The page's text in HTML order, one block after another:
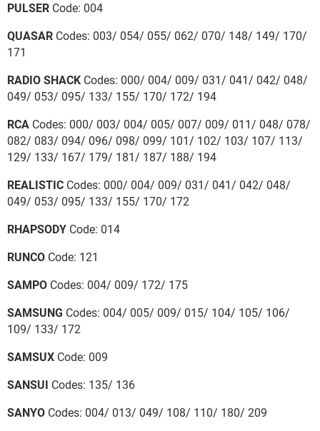
PULSER Code: 004
QUASAR Codes: 003/ 054/ 055/ 062/ 070/ 148/ 149/ 170/
171
RADIO SHACK Codes: 000/ 004/ 009/ 031/ 041/ 042/ 048/
049/ 053/ 095/ 133/ 155/ 170/ 172/ 194
RCA Codes: 000/ 003/ 004/ 005/ 007/ 009/ 011/ 048/ 078/
082/ 083/ 094/ 096/ 098/ 099/ 101/ 102/ 103/ 107/ 113/
129/ 133/ 167/ 179/ 181/ 187/ 188/ 194
REALISTIC Codes: 000/ 004/ 009/ 031/ 041/ 042/ 048/
049/ 053/ 095/ 133/ 155/ 170/ 172
RHAPSODY Code: 014
RUNCO Code: 121
SAMPO Codes: 004/ 009/ 172/ 175
SAMSUNG Codes: 004/ 005/ 009/ 015/ 104/ 105/ 106/
109/ 133/ 172
SAMSUX Code: 009
SANSUI Codes: 135/ 136
SANYO Codes: 004/ 013/ 049/ 108/ 110/ 180/ 209